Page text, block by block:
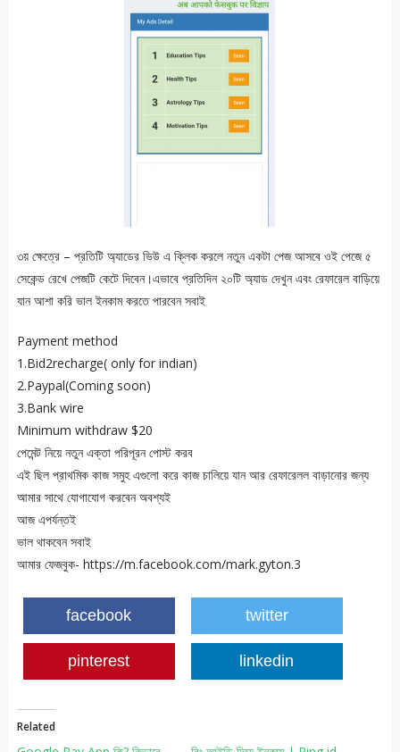
৩য় ক্ষেত্রে – প্রতিটি অ্যাডের ভিউ এ ক্লিক করলে নতুন একটা পেজ আসবে ওই পেজে ৫
সেকেন্ড রেখে পেজটি কেটে দিবেন।এভাবে প্রতিদিন ২০টি অ্যাড দেখুন এবং রেফারেল বাড়িয়ে
যান আশা করি ভাল ইনকাম করতে পারবেন সবাই
Payment method
1.Bid2recharge( only for indian)
2.Paypal(Coming soon)
3.Bank wire
Minimum withdraw $20
পেমেন্ট নিয়ে নতুন এক্তা পরিপূরন পোস্ট করব
এই ছিল প্রাথমিক কাজ সমুহ এগুলো করে কাজ চালিয়ে যান আর রেফারেলল বাড়ানোর জন্য
আমার সাথে যোগাযোগ করবেন অবশ্যই
আজ এপর্যন্তই
ভাল থাকবেন সবাই
আমার ফেজবুক- https://m.facebook.com/mark.gyton.3
facebook twitter
pinterest linkedin
Related